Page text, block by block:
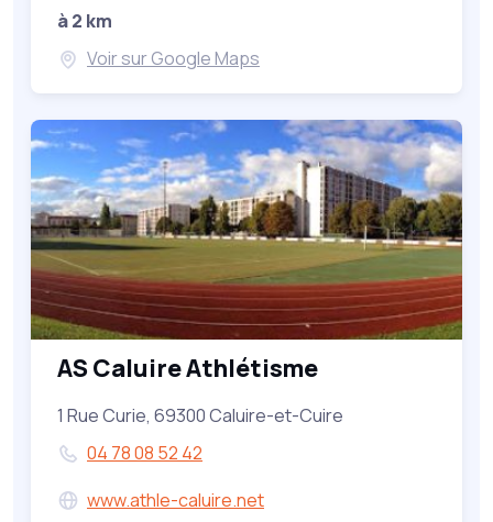
à 2 km
Voir sur Google Maps
AS Caluire Athlétisme
1 Rue Curie, 69300 Caluire-et-Cuire
04 78 08 52 42
www.athle-caluire.net